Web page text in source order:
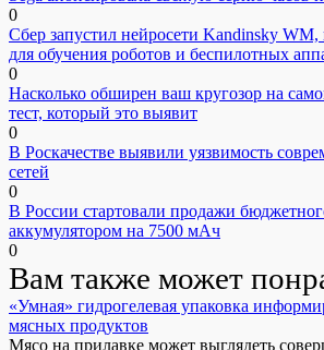
0
Сбер запустил нейросети Kandinsky WM,
для обучения роботов и беспилотных
0
Насколько обширен ваш кругозор на
тест, который это выявит
0
В Роскачестве выявили уязвимость
сетей
0
В России стартовали продажи
аккумулятором на 7500 мАч
0
Вам также может
«Умная» гидрогелевая упаковка
мясных продуктов
Мясо на прилавке может выглядеть